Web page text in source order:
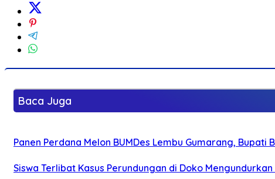
Baca Juga
Panen Perdana Melon BUMDes Lembu Gumarang,
Siswa Terlibat Kasus Perundungan di Doko